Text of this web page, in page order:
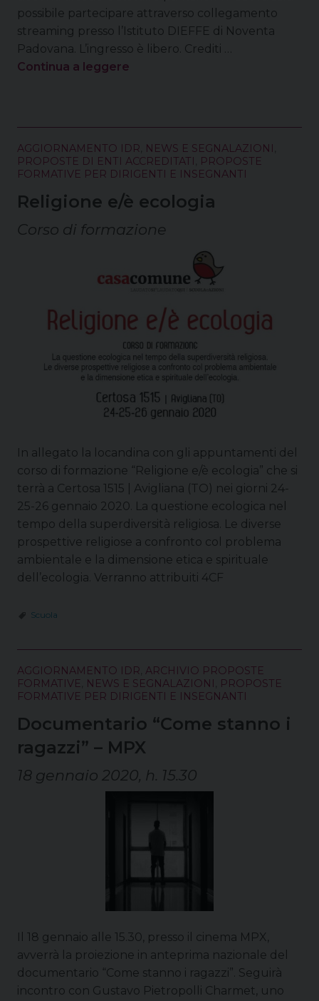
possibile partecipare attraverso collegamento
streaming presso l’Istituto DIEFFE di Noventa
Padovana. L’ingresso è libero. Crediti …
Continua a leggere
AGGIORNAMENTO IDR NEWS E SEGNALAZIONI
PROPOSTE DI ENTI ACCREDITATI
PROPOSTE
FORMATIVE PER DIRIGENTI E INSEGNANTI
Religione e/è ecologia
Corso di formazione
In allegato la locandina con gli appuntamenti del
corso di formazione “Religione e/è ecologia” che si
terrà a Certosa 1515 | Avigliana (TO) nei giorni 24-
25-26 gennaio 2020. La questione ecologica nel
tempo della superdiversità religiosa. Le diverse
prospettive religiose a confronto col problema
ambientale e la dimensione etica e spirituale
dell’ecologia. Verranno attribuiti 4CF
Scuola
AGGIORNAMENTO IDR ARCHIVIO PROPOSTE
FORMATIVE NEWS E SEGNALAZIONI
PROPOSTE
FORMATIVE PER DIRIGENTI E INSEGNANTI
Documentario “Come stanno i
ragazzi” – MPX
18 gennaio 2020, h. 15.30
Il 18 gennaio alle 15.30, presso il cinema MPX,
avverrà la proiezione in anteprima nazionale del
documentario “Come stanno i ragazzi”. Seguirà
incontro con Gustavo Pietropolli Charmet, uno